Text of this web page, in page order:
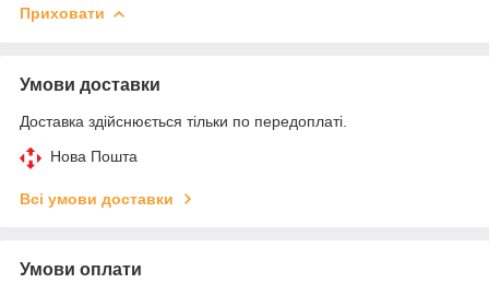
Приховати
Умови доставки
Доставка здійснюється тільки по передоплаті.
Нова Пошта
Всі умови доставки
Умови оплати